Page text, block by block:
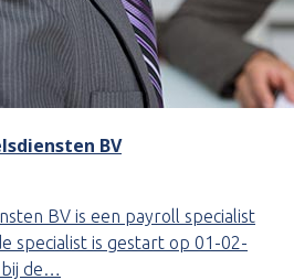
BV
BV is een payroll specialist
specialist is gestart op 01-02-
bij de…